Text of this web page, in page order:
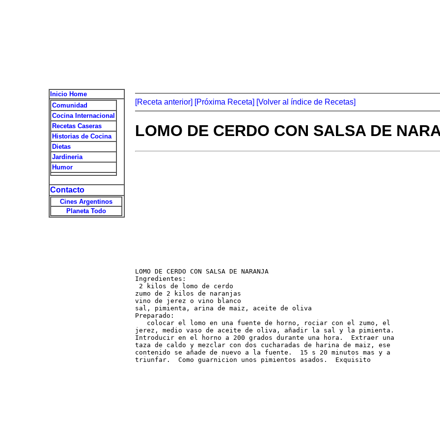
Inicio Home
Comunidad
Cocina Internacional
Recetas Caseras
Historias de Cocina
Dietas
Jardineria
Humor
Contacto
Cines Argentinos
Planeta Todo
[Receta anterior] [Próxima Receta] [Volver al índice de Recetas]
LOMO DE CERDO CON SALSA DE
LOMO DE CERDO CON SALSA DE NARANJA
Ingredientes:
2 kilos de lomo de cerdo
zumo de 2 kilos de naranjas
vino de jerez o vino blanco
sal, pimienta, arina de maiz, aceite de oliva
Preparado:
   colocar el lomo en una fuente de horno, rociar con el zumo, el
jerez, medio vaso de aceite de oliva, añadir la sal y la pimienta.
Introducir en el horno a 200 grados durante una hora.  Extraer una
taza de caldo y mezclar con dos cucharadas de harina de maiz, ese
contenido se añade de nuevo a la fuente.  15 s 20 minutos mas y a
triunfar.  Como guarnicion unos pimientos asados.  Exquisito